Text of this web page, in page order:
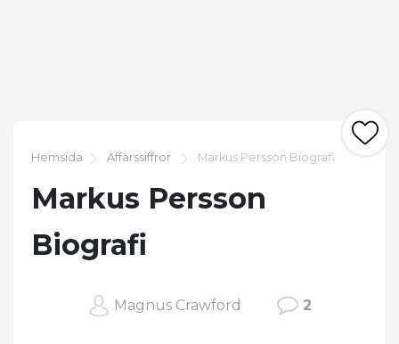
Hemsida Affärssiffror Markus Persson Biografi
Markus Persson
Biografi
Magnus Crawford 2